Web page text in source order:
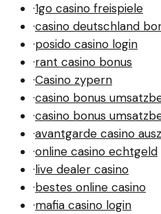
·1go casino freispiele
·casino deutschland
·posido casino login
·rant casino bonus
·Casino zypern
·casino bonus
·casino bonus
·avantgarde casino
·online casino echtgeld
·live dealer casino
·bestes online casino
·mafia casino login